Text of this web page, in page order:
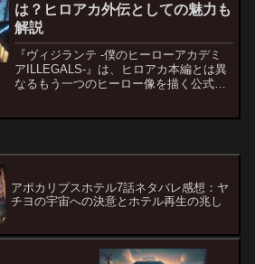
は？ヒロアカ外伝としての魅力も
解説
『ヴィジランテ -僕のヒーローアカデミ
アILLEGALS-』は、ヒロアカ本編とは異
なるもう一つのヒーロー像を描く公式外
アポカリプスホテル7話ネタバレ感想：ヤ
チヨの宇宙への決意とホテル再生の兆し